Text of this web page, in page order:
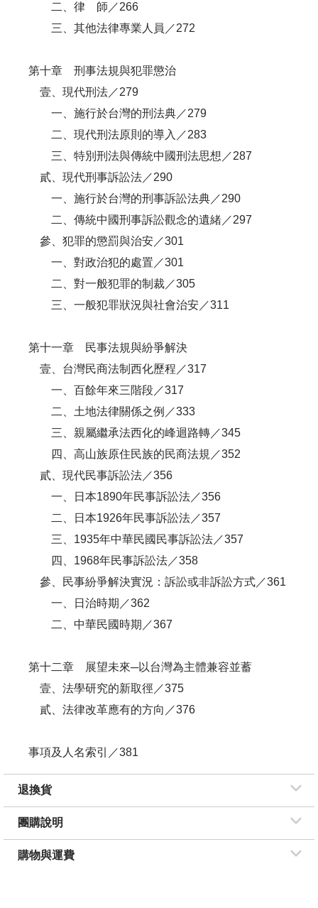
二、律 師／266
三、其他法律專業人員／272
第十章 刑事法規與犯罪懲治
壹、現代刑法／279
一、施行於台灣的刑法典／279
二、現代刑法原則的導入／283
三、特別刑法與傳統中國刑法思想／287
貳、現代刑事訴訟法／290
一、施行於台灣的刑事訴訟法典／290
二、傳統中國刑事訴訟觀念的遺緒／297
參、犯罪的懲罰與治安／301
一、對政治犯的處置／301
二、對一般犯罪的制裁／305
三、一般犯罪狀況與社會治安／311
第十一章 民事法規與紛爭解決
壹、台灣民商法制西化歷程／317
一、百餘年來三階段／317
二、土地法律關係之例／333
三、親屬繼承法西化的峰迴路轉／345
四、高山族原住民族的民商法規／352
貳、現代民事訴訟法／356
一、日本1890年民事訴訟法／356
二、日本1926年民事訴訟法／357
三、1935年中華民國民事訴訟法／357
四、1968年民事訴訟法／358
參、民事紛爭解決實況：訴訟或非訴訟方式／361
一、日治時期／362
二、中華民國時期／367
第十二章 展望未來─以台灣為主體兼容並蓄
壹、法學研究的新取徑／375
貳、法律改革應有的方向／376
事項及人名索引／381
退換貨
團購說明
購物與運費